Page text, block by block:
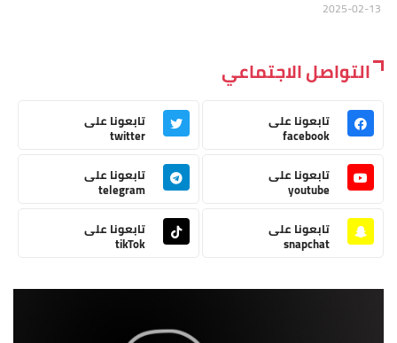
التواصل الاجتماعي
تابعونا على
facebook
تابعونا على
twitter
تابعونا على
youtube
تابعونا على
telegram
تابعونا على
snapchat
تابعونا على
tikTok